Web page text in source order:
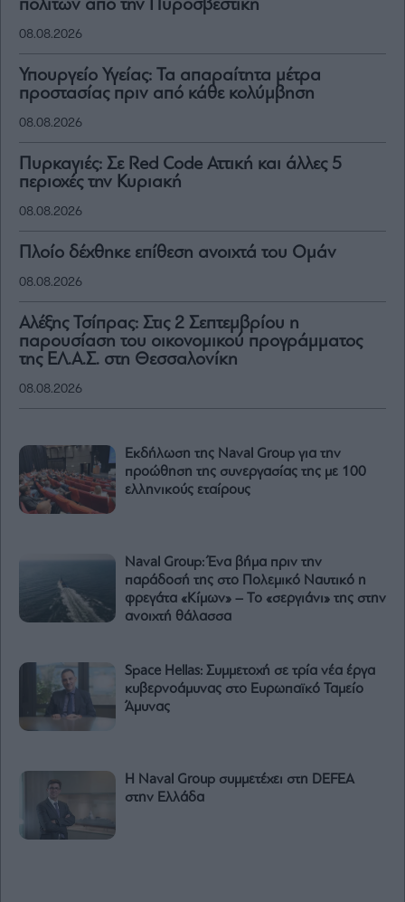
πολιτών από την Πυροσβεστική
08.08.2026
Υπουργείο Υγείας: Τα απαραίτητα μέτρα
προστασίας πριν από κάθε κολύμβηση
08.08.2026
Πυρκαγιές: Σε Red Code Αττική και άλλες 5
περιοχές την Κυριακή
08.08.2026
Πλοίο δέχθηκε επίθεση ανοιχτά του Ομάν
08.08.2026
Αλέξης Τσίπρας: Στις 2 Σεπτεμβρίου η
παρουσίαση του οικονομικού προγράμματος
της ΕΛ.Α.Σ. στη Θεσσαλονίκη
08.08.2026
Εκδήλωση της Naval Group για την
προώθηση της συνεργασίας της με 100
ελληνικούς εταίρους
Naval Group: Ένα βήμα πριν την
παράδοσή της στο Πολεμικό Ναυτικό η
φρεγάτα «Κίμων» – Το «σεργιάνι» της στην
ανοιχτή θάλασσα
Space Hellas: Συμμετοχή σε τρία νέα έργα
κυβερνοάμυνας στο Ευρωπαϊκό Ταμείο
Άμυνας
Η Naval Group συμμετέχει στη DEFEA
στην Ελλάδα